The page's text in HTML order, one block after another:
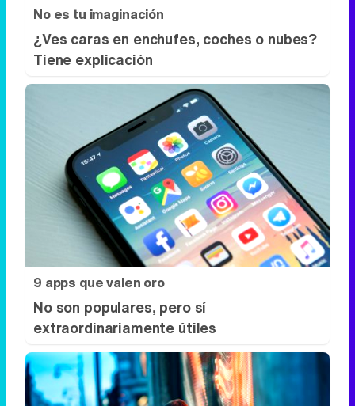
No es tu imaginación
¿Ves caras en enchufes, coches o nubes?
Tiene explicación
9 apps que valen oro
No son populares, pero sí
extraordinariamente útiles